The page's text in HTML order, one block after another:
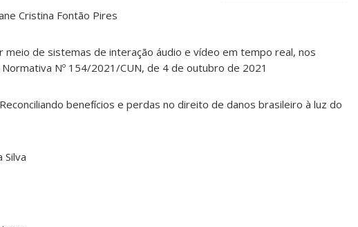
Cristina Fontão Pires
meio de sistemas de interação áudio e vídeo em tempo real, nos
Nº 154/2021/CUN, de 4 de outubro de 2021
benefícios e perdas no direito de danos brasileiro à luz do
Silva